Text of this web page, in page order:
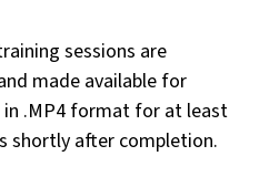
sessions are
made available for
.MP4 format for at least
shortly after completion.